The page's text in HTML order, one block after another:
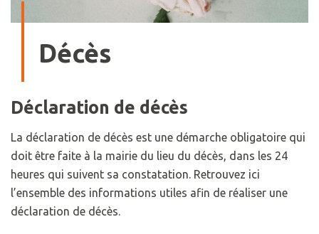
Décès
Déclaration de décès
La déclaration de décès est une démarche obligatoire qui
doit être faite à la mairie du lieu du décès, dans les 24
heures qui suivent sa constatation. Retrouvez ici
l’ensemble des informations utiles afin de réaliser une
déclaration de décès.